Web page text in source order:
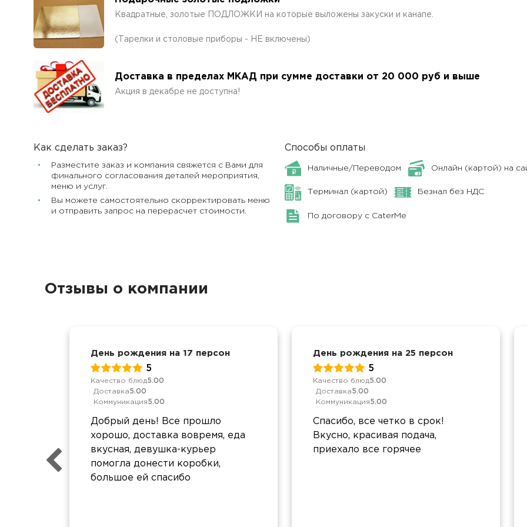
Квадратные, золотые ПОДЛОЖКИ на которые выложены закуски и канапе.
(Тарелки и столовые приборы - НЕ включены)
Доставка в пределах МКАД при сумме доставки от 20 000 руб и выше
Акция в декабре не доступна!
Как сделать заказ?
Разместите заказ и компания свяжется с Вами для
финального согласования деталей мероприятия,
меню и услуг.
Вы можете самостоятельно скорректировать меню
и отправить запрос на перерасчет стоимости.
Способы оплаты
Наличные/Переводом Онлайн (картой) на
Терминал (картой) Безнал без НДС
По договору с CaterMe
Отзывы о компании
День рождения на 17 персон
5
Качество блюд5.00
Доставка5.00
Коммуникация5.00
Добрый день! Все прошло
хорошо, доставка вовремя, еда
вкусная, девушка-курьер
помогла донести коробки,
большое ей спасибо
День рождения на 25 персон
5
Качество блюд5.00
Доставка5.00
Коммуникация5.00
Спасибо, все четко в срок!
Вкусно, красивая подача,
приехало все горячее